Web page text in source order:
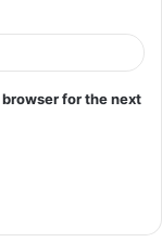
for the next